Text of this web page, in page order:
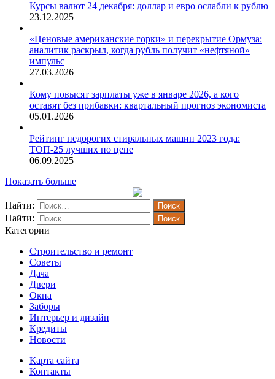
Курсы валют 24 декабря: доллар и евро ослабли к рублю
23.12.2025
«Ценовые американские горки» и перекрытие Ормуза:
аналитик раскрыл, когда рубль получит «нефтяной»
импульс
27.03.2026
Кому повысят зарплаты уже в январе 2026, а кого
оставят без прибавки: квартальный прогноз экономиста
05.01.2026
Рейтинг недорогих стиральных машин 2023 года:
ТОП-25 лучших по цене
06.09.2025
Показать больше
Найти:
Найти:
Категории
Строительство и ремонт
Советы
Дача
Двери
Окна
Заборы
Интерьер и дизайн
Кредиты
Новости
Карта сайта
Контакты